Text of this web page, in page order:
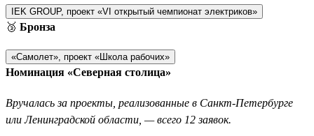
IEK GROUP, проект «VI открытый чемпионат электриков»
🥉 Бронза
«Самолет», проект «Школа рабочих»
Номинация «Северная столица»
Вручалась за проекты, реализованные в Санкт-Петербурге
или Ленинградской области, — всего 12 заявок.